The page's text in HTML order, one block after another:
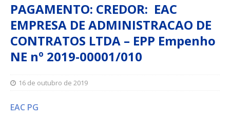
PAGAMENTO: CREDOR: EAC
EMPRESA DE ADMINISTRACAO DE
CONTRATOS LTDA – EPP Empenho
NE nº 2019-00001/010
16 de outubro de 2019
EAC PG